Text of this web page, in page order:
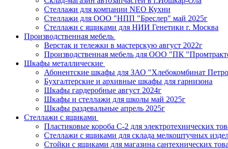
Стеллажи для компании NEO Кухни
Стеллажи для ООО "НПП "Бреслер" май 2025г
Стеллажи с ящиками для НИИ Генетики г. Москва
Производственная мебель
Верстак и тележки в мастерскую август 2022г
Производственная мебель для ООО "ПК
Шкафы металлические
Абонентские шкафы для ЗАО "Хлебокомбинат
Бухгалтерские и архивные шкафы для гарнизона
Шкафы гардеробные август 2024г
Шкафы и стеллажи для школы май 2025г
Шкафы раздевальные апрель 2025г
Стеллажи с ящиками
Пластиковые короба С-2 для электротехнических
Стеллажи с ящиками для склада мелкоштучных
Стойки с ящиками для магазина сантехнических